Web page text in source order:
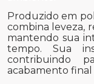
Produzido em
combina leveza,
mantendo sua
tempo. Sua
contribuindo
acabamento final